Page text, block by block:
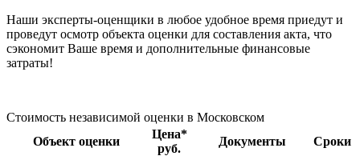
Наши эксперты-оценщики в любое удобное время приедут и
проведут осмотр объекта оценки для составления акта, что
сэкономит Ваше время и дополнительные финансовые
затраты!
Стоимость независимой оценки в Московском
Объект оценки
Цена*
руб.
Документы
Сроки